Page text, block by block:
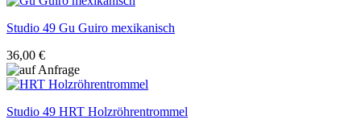
Studio 49 Gu Guiro mexikanisch
36,00 €
Studio 49 HRT Holzröhrentrommel